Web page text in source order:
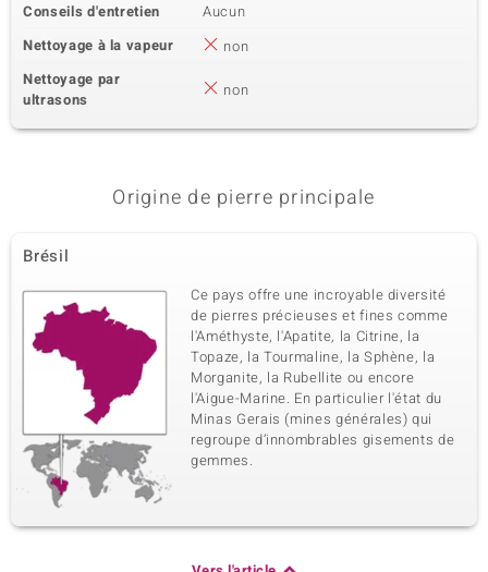
Conseils d'entretien
Aucun
Nettoyage à la vapeur
non
Nettoyage par
ultrasons
non
Origine de pierre principale
Brésil
Ce pays offre une incroyable diversité
de pierres précieuses et fines comme
l'Améthyste, l'Apatite, la Citrine, la
Topaze, la Tourmaline, la Sphène, la
Morganite, la Rubellite ou encore
l'Aigue-Marine. En particulier l'état du
Minas Gerais (mines générales) qui
regroupe d’innombrables gisements de
gemmes.